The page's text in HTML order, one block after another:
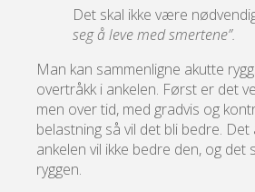
Det skal ikke være
seg å leve med smertene”.
Man kan sammenligne akutte
overtråkk i ankelen. Først er det
men over tid, med gradvis og
belastning så vil det bli bedre.
ankelen vil ikke bedre den, og det
ryggen.